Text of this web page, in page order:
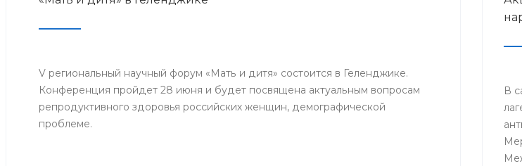
V региональный научный форум «Мать и дитя» состоится в Геленджике.
Конференция пройдет 28 июня и будет посвящена актуальным вопросам
репродуктивного здоровья российских женщин, демографической
проблеме.
В